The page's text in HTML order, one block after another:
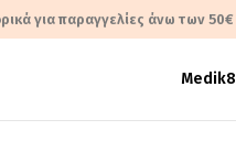
για παραγγελίες άνω των 50€
Medik8